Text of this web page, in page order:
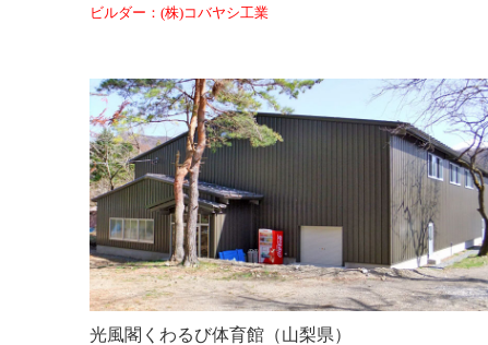
ビルダー：(株)コバヤシ工業
光風閣くわるび体育館（山梨県）